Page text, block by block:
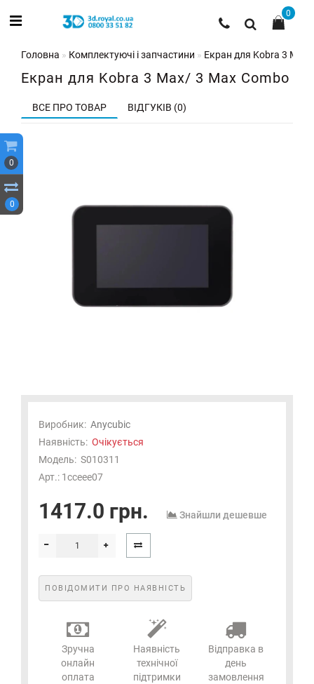
0
0
0
Головна Комплектуючі і запчастини Екран для Kobra 3
Екран для Kobra 3 Max/ 3 Max Combo
ВСЕ ПРО ТОВАР ВІДГУКІВ (0)
Виробник: Anycubic
Наявність: Очікується
Модель: S010311
Арт.: 1cceee07
1417.0 грн. Знайшли дешевше
ПОВІДОМИТИ ПРО НАЯВНІСТЬ
Зручна
онлайн
оплата
Наявність
технічної
підтримки
Відправка в
день
замовлення